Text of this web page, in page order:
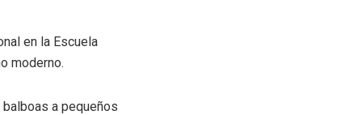
en la Escuela
moderno.
a pequeños